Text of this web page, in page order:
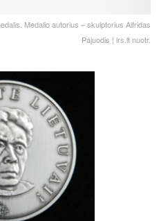
Medalio autorius – skulptorius Alfridas
Pajuodis | lrs.lt nuotr.